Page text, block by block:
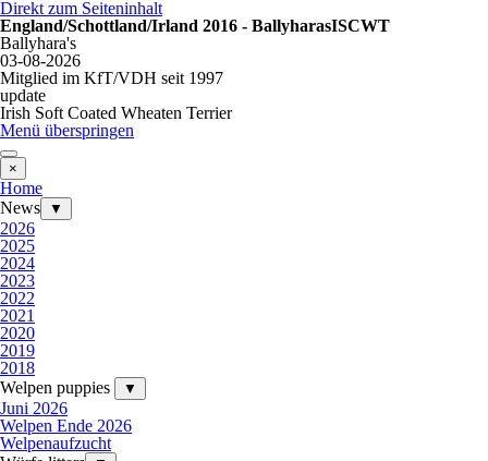
Direkt zum Seiteninhalt
England/Schottland/Irland 2016 - BallyharasISCWT
Ballyhara's
03-08-2026
Mitglied im KfT/VDH seit 1997
update
Irish Soft Coated Wheaten Terrier
Menü überspringen
×
Home
News
▼
2026
2025
2024
2023
2022
2021
2020
2019
2018
Welpen puppies
▼
Juni 2026
Welpen Ende 2026
Welpenaufzucht